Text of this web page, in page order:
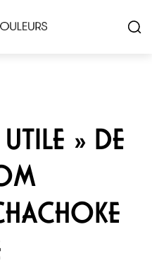
» DE